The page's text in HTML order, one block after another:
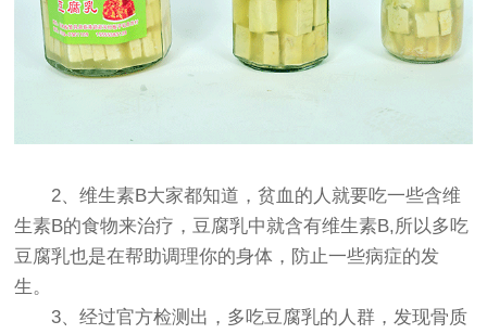
2、维生素B大家都知道，贫血的人就要吃一些含维
生素B的食物来治疗，豆腐乳中就含有维生素B,所以多吃
豆腐乳也是在帮助调理你的身体，防止一些病症的发
生。
3、经过官方检测出，多吃豆腐乳的人群，发现骨质